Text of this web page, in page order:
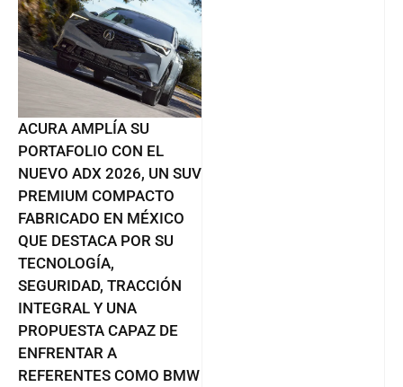
ACURA AMPLÍA SU
PORTAFOLIO CON EL
NUEVO ADX 2026, UN SUV
PREMIUM COMPACTO
FABRICADO EN MÉXICO
QUE DESTACA POR SU
TECNOLOGÍA,
SEGURIDAD, TRACCIÓN
INTEGRAL Y UNA
PROPUESTA CAPAZ DE
ENFRENTAR A
REFERENTES COMO BMW